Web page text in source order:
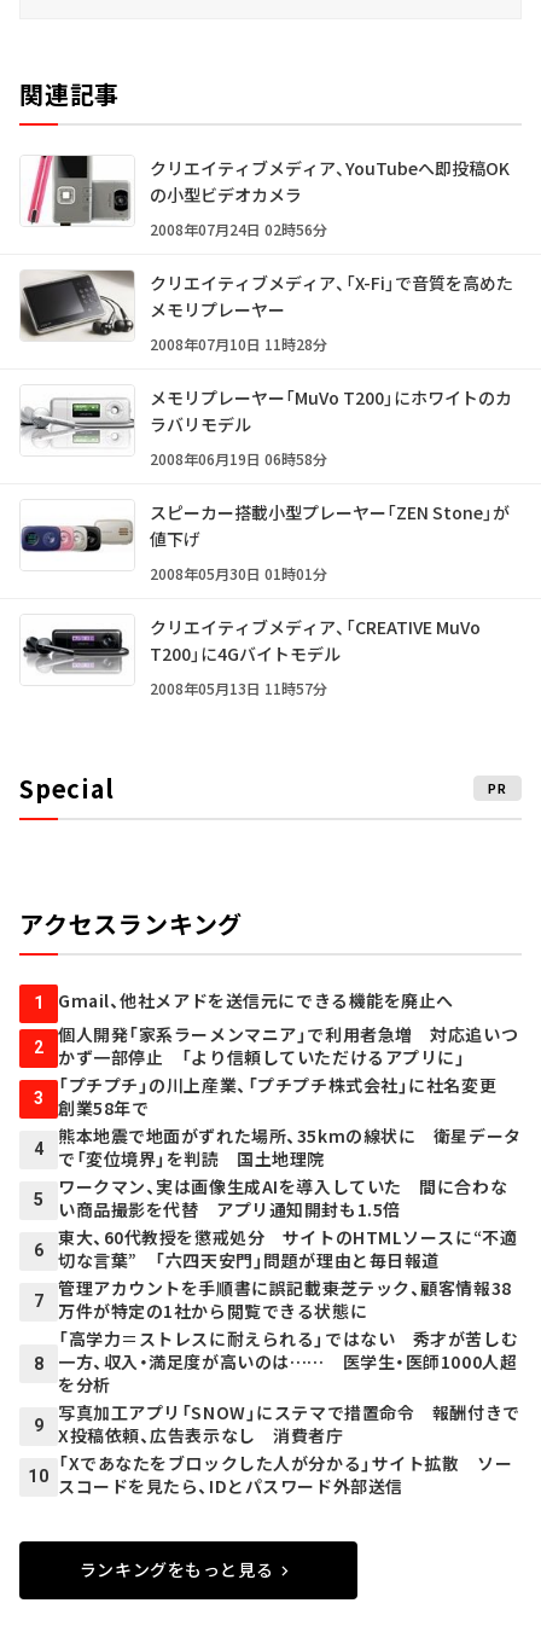
関連記事
クリエイティブメディア、YouTubeへ即投稿OK
の小型ビデオカメラ
2008年07月24日 02時56分
クリエイティブメディア、「X-Fi」で音質を高めた
メモリプレーヤー
2008年07月10日 11時28分
メモリプレーヤー「MuVo T200」にホワイトのカ
ラバリモデル
2008年06月19日 06時58分
スピーカー搭載小型プレーヤー「ZEN Stone」が
値下げ
2008年05月30日 01時01分
クリエイティブメディア、「CREATIVE MuVo
T200」に4Gバイトモデル
2008年05月13日 11時57分
Special PR
アクセスランキング
1 Gmail、他社メアドを送信元にできる機能を廃止へ
2
個人開発「家系ラーメンマニア」で利用者急増 対応追いつ
かず一部停止 「より信頼していただけるアプリに」
3
「プチプチ」の川上産業、「プチプチ株式会社」に社名変更
創業58年で
4
熊本地震で地面がずれた場所、35kmの線状に 衛星データ
で「変位境界」を判読 国土地理院
5
ワークマン、実は画像生成AIを導入していた 間に合わな
い商品撮影を代替 アプリ通知開封も1.5倍
6
東大、60代教授を懲戒処分 サイトのHTMLソースに“不適
切な言葉” 「六四天安門」問題が理由と毎日報道
7
管理アカウントを手順書に誤記載――東芝テック、顧客情報38
万件が特定の1社から閲覧できる状態に
8
「高学力＝ストレスに耐えられる」ではない 秀才が苦しむ
一方、収入・満足度が高いのは…… 医学生・医師1000人超
を分析
9
写真加工アプリ「SNOW」にステマで措置命令 報酬付きで
X投稿依頼、広告表示なし 消費者庁
10
「Xであなたをブロックした人が分かる」サイト拡散 ソー
スコードを見たら、IDとパスワード外部送信
ランキングをもっと見る